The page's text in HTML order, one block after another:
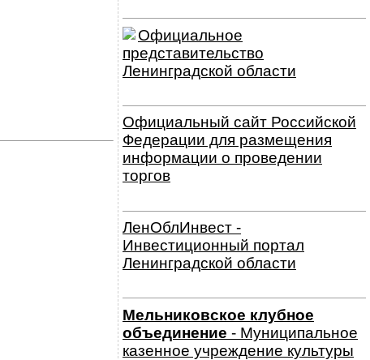
Официальное
представительство
Ленинградской области
Официальный сайт Российской
Федерации для размещения
информации о проведении
торгов
ЛенОблИнвест -
Инвестиционный портал
Ленинградской области
Мельниковское клубное
объединение - Муниципальное
казенное учреждение культуры